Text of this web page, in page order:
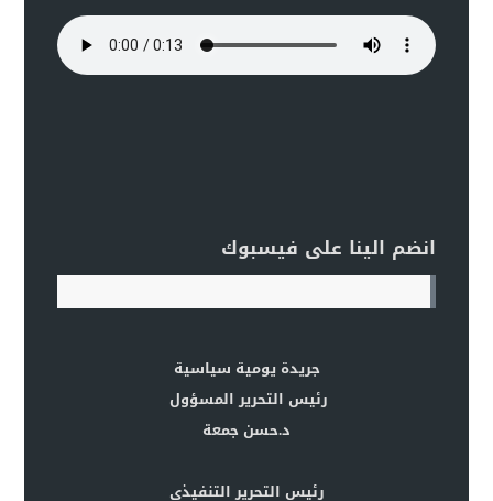
انضم الينا على فيسبوك
جريدة يومية سياسية
رئيس التحرير المسؤول
د.حسن جمعة
رئيس التحرير التنفيذي